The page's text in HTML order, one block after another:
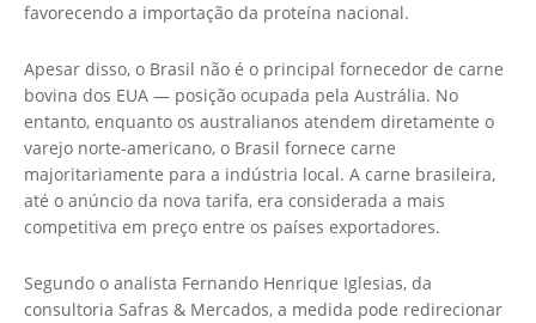
favorecendo a importação da proteína nacional.
Apesar disso, o Brasil não é o principal fornecedor de carne
bovina dos EUA — posição ocupada pela Austrália. No
entanto, enquanto os australianos atendem diretamente o
varejo norte-americano, o Brasil fornece carne
majoritariamente para a indústria local. A carne brasileira,
até o anúncio da nova tarifa, era considerada a mais
competitiva em preço entre os países exportadores.
Segundo o analista Fernando Henrique Iglesias, da
consultoria Safras & Mercados, a medida pode redirecionar